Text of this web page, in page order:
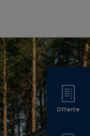
Offerte